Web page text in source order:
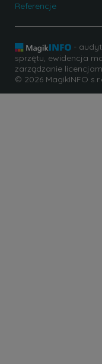
Referencje
-
sprzętu, ewidencja
zarządzanie
© 2026 MagikINFO